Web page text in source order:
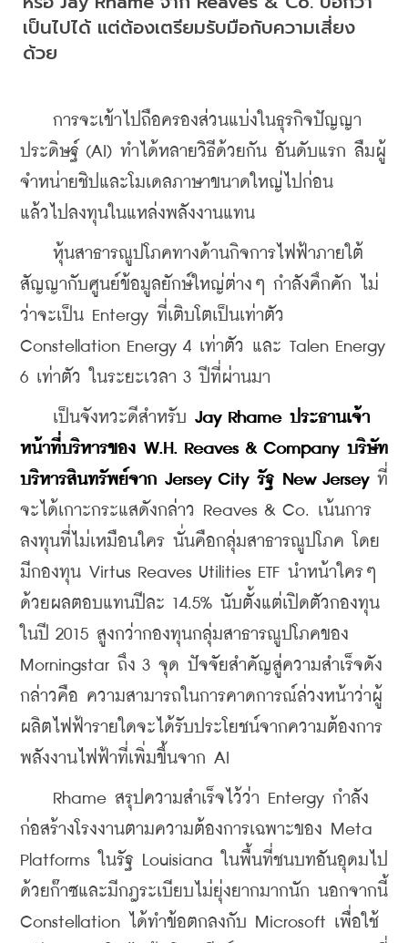
เป็นไปได้ แต่ต้องเตรียมรับมือกับความเสี่ยง
ด้วย
การจะเข้าไปถือครองส่วนแบ่งในธุรกิจปัญญา
ประดิษฐ์ (AI) ทำได้หลายวิธีด้วยกัน อันดับแรก ลืมผู้
จำหน่ายชิปและโมเดลภาษาขนาดใหญ่ไปก่อน
แล้วไปลงทุนในแหล่งพลังงานแทน
หุ้นสาธารณูปโภคทางด้านกิจการไฟฟ้าภายใต้
สัญญากับศูนย์ข้อมูลยักษ์ใหญ่ต่างๆ กำลังคึกคัก ไม่
ว่าจะเป็น Entergy ที่เติบโตเป็นเท่าตัว
Constellation Energy 4 เท่าตัว และ Talen Energy
6 เท่าตัว ในระยะเวลา 3 ปีที่ผ่านมา
เป็นจังหวะดีสำหรับ Jay Rhame ประธานเจ้า
หน้าที่บริหารของ W.H. Reaves & Company บริษัท
บริหารสินทรัพย์จาก Jersey City รัฐ New Jersey ที่
จะได้เกาะกระแสดังกล่าว Reaves & Co. เน้นการ
ลงทุนที่ไม่เหมือนใคร นั่นคือกลุ่มสาธารณูปโภค โดย
มีกองทุน Virtus Reaves Utilities ETF นำหน้าใครๆ
ด้วยผลตอบแทนปีละ 14.5% นับตั้งแต่เปิดตัวกองทุน
ในปี 2015 สูงกว่ากองทุนกลุ่มสาธารณูปโภคของ
Morningstar ถึง 3 จุด ปัจจัยสำคัญสู่ความสำเร็จดัง
กล่าวคือ ความสามารถในการคาดการณ์ล่วงหน้าว่าผู้
ผลิตไฟฟ้ารายใดจะได้รับประโยชน์จากความต้องการ
พลังงานไฟฟ้าที่เพิ่มขึ้นจาก AI
Rhame สรุปความสำเร็จไว้ว่า Entergy กำลัง
ก่อสร้างโรงงานตามความต้องการเฉพาะของ Meta
Platforms ในรัฐ Louisiana ในพื้นที่ชนบทอันอุดมไป
ด้วยก๊าซและมีกฎระเบียบไม่ยุ่งยากมากนัก นอกจากนี้
Constellation ได้ทำข้อตกลงกับ Microsoft เพื่อใช้